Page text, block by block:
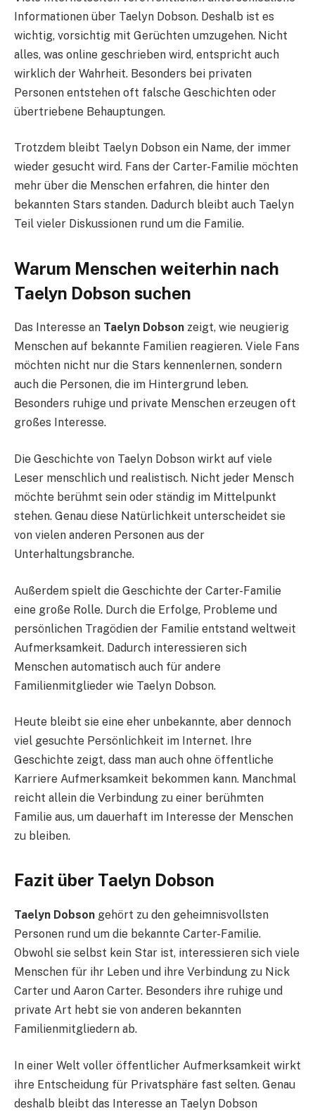
Informationen über Taelyn Dobson. Deshalb ist es
wichtig, vorsichtig mit Gerüchten umzugehen. Nicht
alles, was online geschrieben wird, entspricht auch
wirklich der Wahrheit. Besonders bei privaten
Personen entstehen oft falsche Geschichten oder
übertriebene Behauptungen.
Trotzdem bleibt Taelyn Dobson ein Name, der immer
wieder gesucht wird. Fans der Carter-Familie möchten
mehr über die Menschen erfahren, die hinter den
bekannten Stars standen. Dadurch bleibt auch Taelyn
Teil vieler Diskussionen rund um die Familie.
Warum Menschen weiterhin nach
Taelyn Dobson suchen
Das Interesse an Taelyn Dobson zeigt, wie neugierig
Menschen auf bekannte Familien reagieren. Viele Fans
möchten nicht nur die Stars kennenlernen, sondern
auch die Personen, die im Hintergrund leben.
Besonders ruhige und private Menschen erzeugen oft
großes Interesse.
Die Geschichte von Taelyn Dobson wirkt auf viele
Leser menschlich und realistisch. Nicht jeder Mensch
möchte berühmt sein oder ständig im Mittelpunkt
stehen. Genau diese Natürlichkeit unterscheidet sie
von vielen anderen Personen aus der
Unterhaltungsbranche.
Außerdem spielt die Geschichte der Carter-Familie
eine große Rolle. Durch die Erfolge, Probleme und
persönlichen Tragödien der Familie entstand weltweit
Aufmerksamkeit. Dadurch interessieren sich
Menschen automatisch auch für andere
Familienmitglieder wie Taelyn Dobson.
Heute bleibt sie eine eher unbekannte, aber dennoch
viel gesuchte Persönlichkeit im Internet. Ihre
Geschichte zeigt, dass man auch ohne öffentliche
Karriere Aufmerksamkeit bekommen kann. Manchmal
reicht allein die Verbindung zu einer berühmten
Familie aus, um dauerhaft im Interesse der Menschen
zu bleiben.
Fazit über Taelyn Dobson
Taelyn Dobson gehört zu den geheimnisvollsten
Personen rund um die bekannte Carter-Familie.
Obwohl sie selbst kein Star ist, interessieren sich viele
Menschen für ihr Leben und ihre Verbindung zu Nick
Carter und Aaron Carter. Besonders ihre ruhige und
private Art hebt sie von anderen bekannten
Familienmitgliedern ab.
In einer Welt voller öffentlicher Aufmerksamkeit wirkt
ihre Entscheidung für Privatsphäre fast selten. Genau
deshalb bleibt das Interesse an Taelyn Dobson